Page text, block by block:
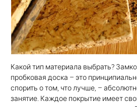
Какой тип материала выбрать?
пробковая доска – это
спорить о том, что лучше, –
занятие. Каждое покрытие имеет